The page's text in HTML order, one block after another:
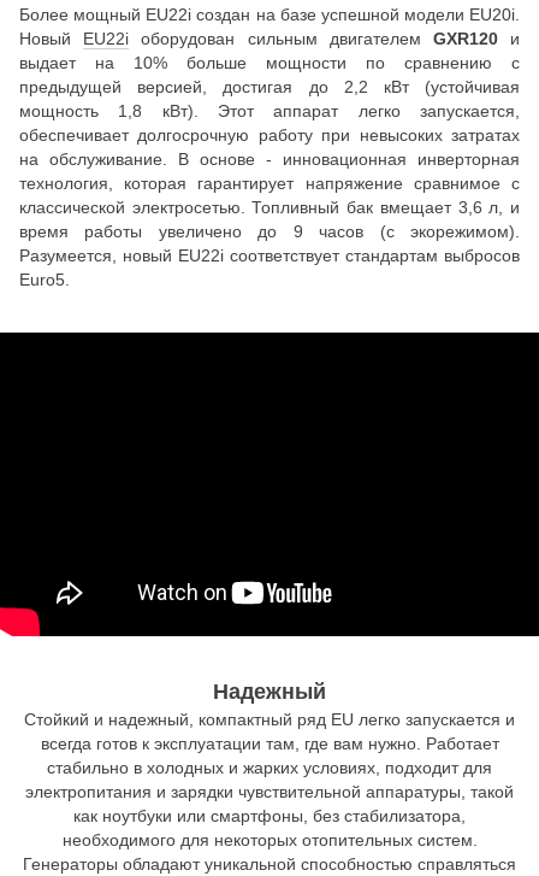
Более мощный EU22i создан на базе успешной модели EU20i.
Новый EU22i оборудован сильным двигателем GXR120и
выдает на 10% больше мощности по сравнению с
предыдущей версией, достигая до 2,2 кВт (устойчивая
мощность 1,8 кВт). Этот аппарат легко запускается,
обеспечивает долгосрочную работу при невысоких затратах
на обслуживание. В основе - инновационная инверторная
технология, которая гарантирует напряжение сравнимое с
классической электросетью. Топливный бак вмещает 3,6 л, и
время работы увеличено до 9 часов (с экорежимом).
Разумеется, новый EU22i соответствует стандартам выбросов
Euro5.
Надежный
Стойкий и надежный, компактный ряд EU легко запускается и
всегда готов к эксплуатации там, где вам нужно. Работает
стабильно в холодных и жарких условиях, подходит для
электропитания и зарядки чувствительной аппаратуры, такой
как ноутбуки или смартфоны, без стабилизатора,
необходимого для некоторых отопительных систем.
Генераторы обладают уникальной способностью справляться